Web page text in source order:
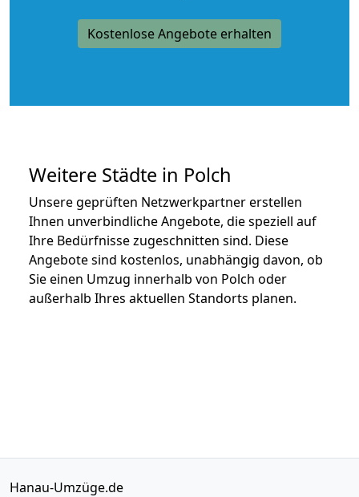
Kostenlose Angebote erhalten
Weitere Städte in Polch
Unsere geprüften Netzwerkpartner erstellen
Ihnen unverbindliche Angebote, die speziell auf
Ihre Bedürfnisse zugeschnitten sind. Diese
Angebote sind kostenlos, unabhängig davon, ob
Sie einen Umzug innerhalb von Polch oder
außerhalb Ihres aktuellen Standorts planen.
Hanau-Umzüge.de